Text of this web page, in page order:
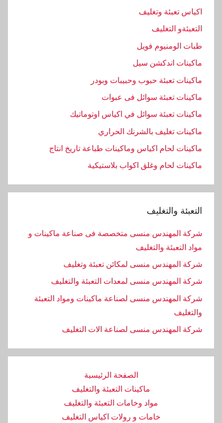
اكياس تعبئة وتغليف
التعبئةو التغليف
طبات الومنيوم فويل
ماكينات اندكشن سيل
ماكينات تعبئة حبوب وحبيبات وبودر
ماكينات تعبئة سوائل فى عبوات
ماكينات تعبئة سوائل في اكياس اوتوماتيك
ماكينات تغليف بالشرنك الحراري
ماكينات لحام اكياس وماكينات طباعة تاريخ انتاج
ماكينات لحام وغلق اكواب بلاستيكية
التعبئة والتغليف
شركة المهندس منسى متخصصة فى صناعة ماكينات و
مواد التعبئة والتغليف
شركة المهندس منسى لمكائن تعبئة وتغليف
شركة المهندس منسى لمعدات التعبئة والتغليف
شركة المهندس منسى لصناعة ماكينات ومواد التعبئة
والتغليف
‏شركة المهندس منسى لصناعة الات التغليف
الصفحة الرئيسية
ماكينات التعبئة والتغليف
مواد وخامات التعبئة والتغليف
خامات و رولات اكياس التغليف